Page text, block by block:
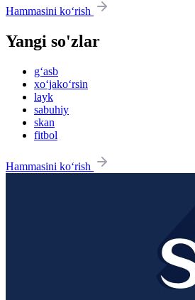
Hammasini ko‘rish
Yangi so'zlar
g‘asb
xo‘jako‘rsin
layk
sabuhiy
skan
fitbol
Hammasini ko‘rish